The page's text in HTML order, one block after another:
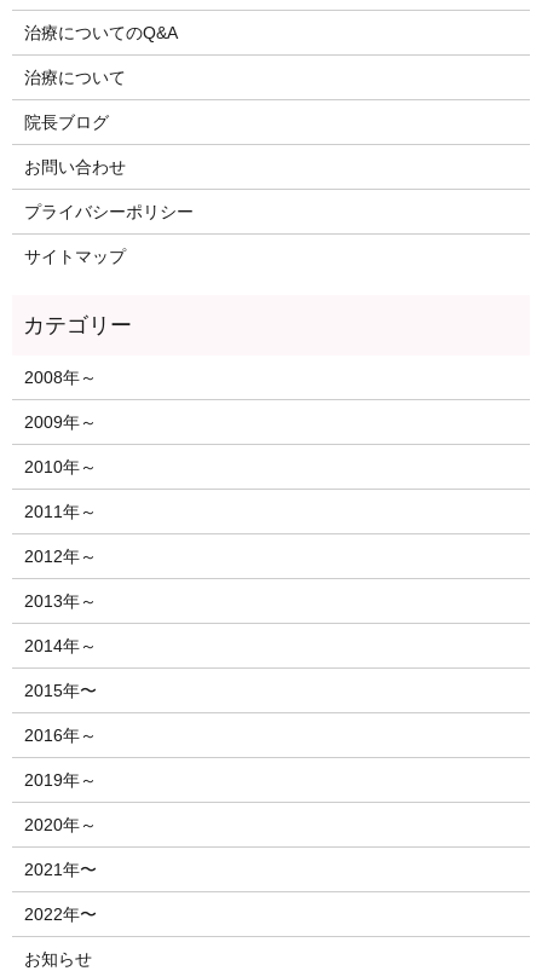
治療についてのQ&A
治療について
院長ブログ
お問い合わせ
プライバシーポリシー
サイトマップ
2008年～
2009年～
2010年～
2011年～
2012年～
2013年～
2014年～
2015年〜
2016年～
2019年～
2020年～
2021年〜
2022年〜
お知らせ